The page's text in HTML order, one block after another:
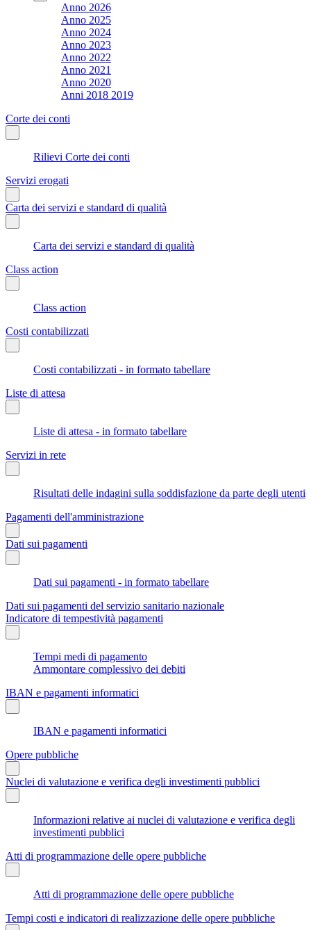
Anno 2026
Anno 2025
Anno 2024
Anno 2023
Anno 2022
Anno 2021
Anno 2020
Anni 2018 2019
Corte dei conti
Rilievi Corte dei conti
Servizi erogati
Carta dei servizi e standard di qualità
Carta dei servizi e standard di qualità
Class action
Class action
Costi contabilizzati
Costi contabilizzati - in formato tabellare
Liste di attesa
Liste di attesa - in formato tabellare
Servizi in rete
Risultati delle indagini sulla soddisfazione da parte degli utenti
Pagamenti dell'amministrazione
Dati sui pagamenti
Dati sui pagamenti - in formato tabellare
Dati sui pagamenti del servizio sanitario nazionale
Indicatore di tempestività pagamenti
Tempi medi di pagamento
Ammontare complessivo dei debiti
IBAN e pagamenti informatici
IBAN e pagamenti informatici
Opere pubbliche
Nuclei di valutazione e verifica degli investimenti pubblici
Informazioni relative ai nuclei di valutazione e verifica degli
investimenti pubblici
Atti di programmazione delle opere pubbliche
Atti di programmazione delle opere pubbliche
Tempi costi e indicatori di realizzazione delle opere pubbliche